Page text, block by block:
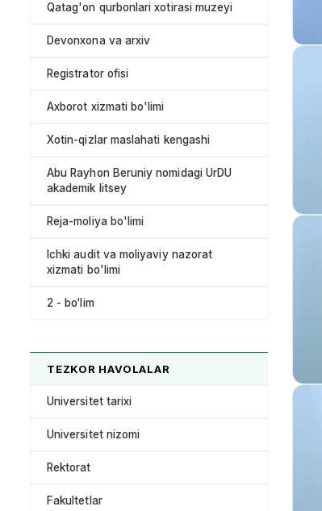
Qatag'on qurbonlari xotirasi muzeyi
Devonxona va arxiv
Registrator ofisi
Axborot xizmati bo'limi
Xotin-qizlar maslahati kengashi
Abu Rayhon Beruniy nomidagi UrDU
akademik litsey
Reja-moliya bo'limi
Ichki audit va moliyaviy nazorat
xizmati bo'limi
2 - bo‘lim
TEZKOR HAVOLALAR
Universitet tarixi
Universitet nizomi
Rektorat
Fakultetlar